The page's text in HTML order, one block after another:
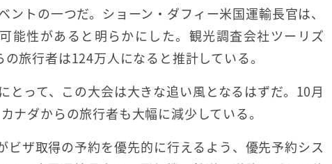
トの一つだ。ショーン・ダフィー米国運輸長官は、
能性があると明らかにした。観光調査会社ツーリズ
旅行者は124万人になると推計している。
って、この大会は大きな追い風となるはずだ。10月
ナダからの旅行者も大幅に減少している。
ザ取得の予約を優先的に行えるよう、優先予約シス